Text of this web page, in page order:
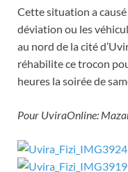
Cette situation a
déviation ou les
au nord de la cité
réhabilite ce trocon
heures la soirée de
Pour UviraOnline: